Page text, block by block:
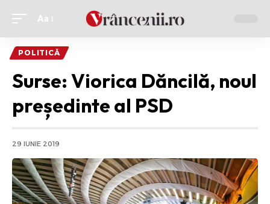
Ajustor
font
Aa
POLITICĂ
Surse: Viorica Dăncilă, noul
președinte al PSD
29 IUNIE 2019